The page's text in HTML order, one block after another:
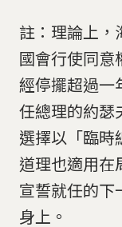
註：理論上，
國會行使同意
經停擺超過一
任總理的約瑟
選擇以「臨時
道理也適用在
宣誓就任的
身上。